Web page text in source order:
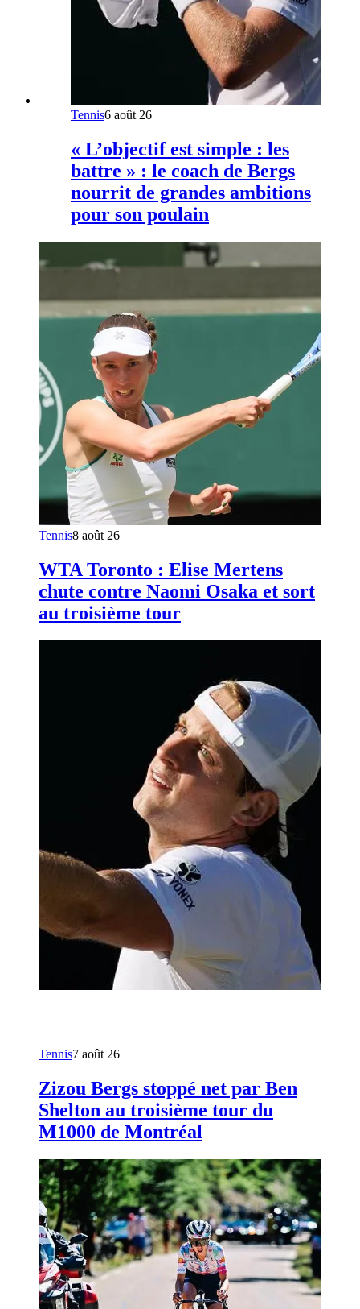
Tennis6 août 26
« L’objectif est simple : les
battre » : le coach de Bergs
nourrit de grandes ambitions
pour son poulain
Tennis8 août 26
WTA Toronto : Elise Mertens
chute contre Naomi Osaka et sort
au troisième tour
Tennis7 août 26
Zizou Bergs stoppé net par Ben
Shelton au troisième tour du
M1000 de Montréal